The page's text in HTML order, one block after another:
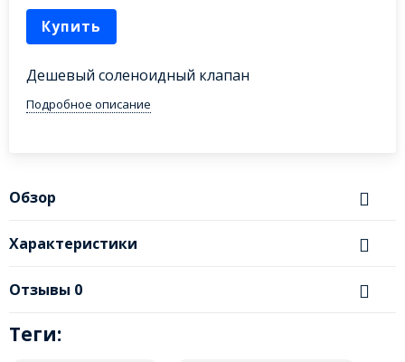
Купить
Дешевый соленоидный клапан
Подробное описание
Обзор
Характеристики
Отзывы 0
Теги: